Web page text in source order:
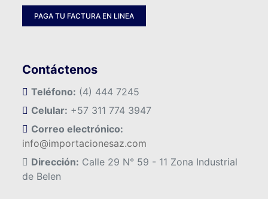
PAGA TU FACTURA EN LINEA
Contáctenos
Teléfono: (4) 444 7245
Celular: +57 311 774 3947
Correo electrónico:
info@importacionesaz.com
Dirección: Calle 29 N° 59 - 11 Zona Industrial
de Belen